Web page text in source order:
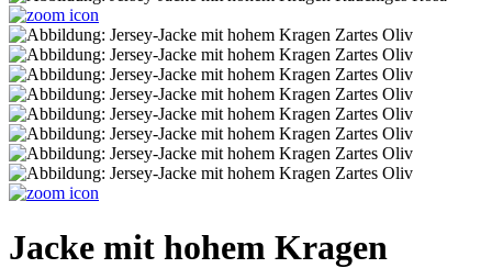
Jacke mit hohem Kragen